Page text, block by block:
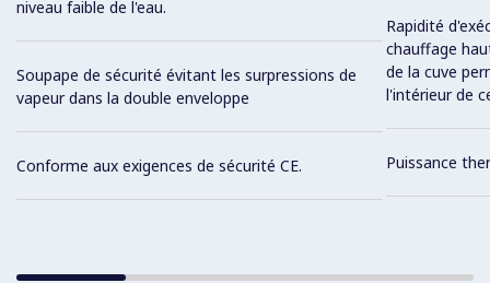
niveau faible de l'eau.
Soupape de sécurité évitant les surpressions de
vapeur dans la double enveloppe
Conforme aux exigences de sécurité CE.
Rapidité
chauffage
de la cuve
l'intérieur de
Puissance